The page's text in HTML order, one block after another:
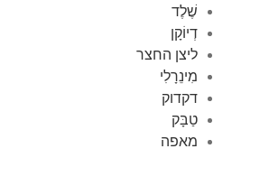
שֶׁלֶד
דְיוֹקָן
ליצן החצר
מִינֵרָלִי
דקדוק
טַבָּק
מאפה